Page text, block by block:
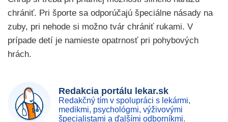
chrániť. Pri športe sa odporúčajú špeciálne násady na
zuby, pri nehode si možno tvár chrániť rukami. V
prípade detí je namieste opatrnosť pri pohybových
hrách.
Redakcia portálu lekar.sk
Redakčný tím v spolupráci s lekármi,
medikmi, psychológmi, výživovými
špecialistami a ďalšími odborníkmi.